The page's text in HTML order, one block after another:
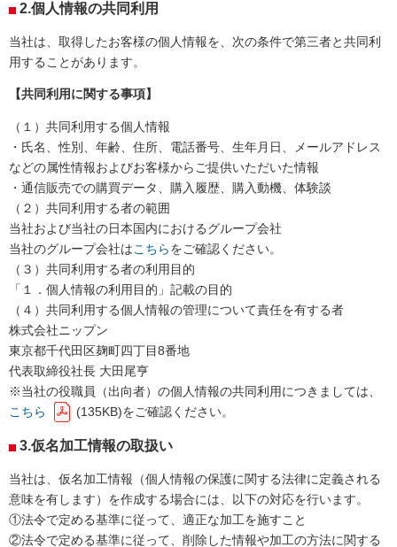
2.個人情報の共同利用
当社は、取得したお客様の個人情報を、次の条件で第三者と共同利
用することがあります。
【共同利用に関する事項】
（１）共同利用する個人情報
・氏名、性別、年齢、住所、電話番号、生年月日、メールアドレス
などの属性情報およびお客様からご提供いただいた情報
・通信販売での購買データ、購入履歴、購入動機、体験談
（２）共同利用する者の範囲
当社および当社の日本国内におけるグループ会社
当社のグループ会社はこちらをご確認ください。
（３）共同利用する者の利用目的
「１．個人情報の利用目的」記載の目的
（４）共同利用する個人情報の管理について責任を有する者
株式会社ニップン
東京都千代田区麹町四丁目8番地
代表取締役社長 大田尾亨
※当社の役職員（出向者）の個人情報の共同利用につきましては、
こちら
135KB をご確認ください。
3.仮名加工情報の取扱い
当社は、仮名加工情報（個人情報の保護に関する法律に定義される
意味を有します）を作成する場合には、以下の対応を行います。
①法令で定める基準に従って、適正な加工を施すこと
②法令で定める基準に従って、削除した情報や加工の方法に関する